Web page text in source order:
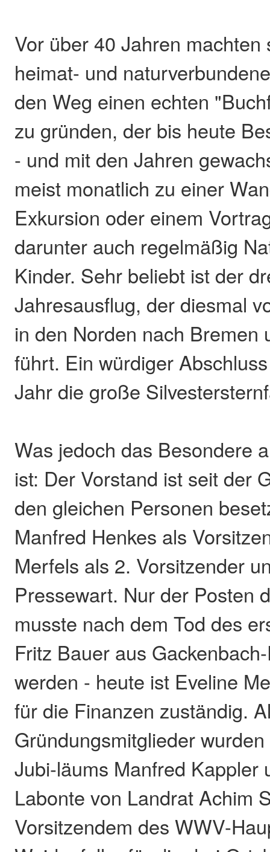
Vor über 40 Jahren machten
heimat- und
den Weg einen echten
zu gründen, der bis heute
- und mit den Jahren
meist monatlich zu einer
Exkursion oder einem
darunter auch regelmäßig
Kinder. Sehr beliebt ist der
Jahresausflug, der diesmal
in den Norden nach Bremen
führt. Ein würdiger
Jahr die große
Was jedoch das Besondere
ist: Der Vorstand ist seit der
den gleichen Personen
Manfred Henkes als
Merfels als 2. Vorsitzender
Pressewart. Nur der Posten
musste nach dem Tod des
Fritz Bauer aus
werden - heute ist Eveline
für die Finanzen zuständig.
Gründungsmitglieder
Jubi-läums Manfred Kappler
Labonte von Landrat Achim
Vorsitzendem des WWV-